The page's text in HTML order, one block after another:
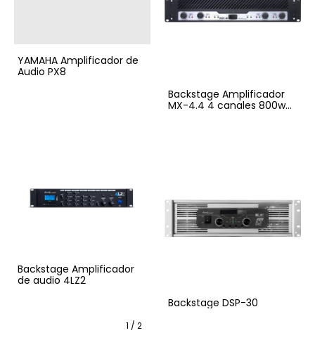
YAMAHA Amplificador de
Audio PX8
Backstage Amplificador
MX-4.4 4 canales 800w
Backstage Amplificador
de audio 4LZ2
Backstage DSP-30
1 / 2